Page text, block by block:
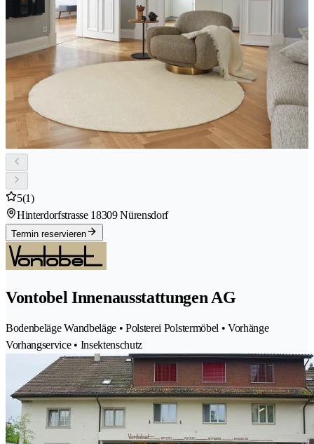
5(1)
Hinterdorfstrasse 18309 Nürensdorf
Termin reservieren
Vontobel Innenausstattungen AG
Bodenbeläge Wandbeläge • Polsterei Polstermöbel • Vorhänge
Vorhangservice • Insektenschutz